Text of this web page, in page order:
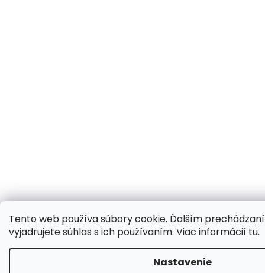
Tento web používa súbory cookie. Ďalším
vyjadrujete súhlas s ich používaním. Viac informácií tu.
Nastavenie